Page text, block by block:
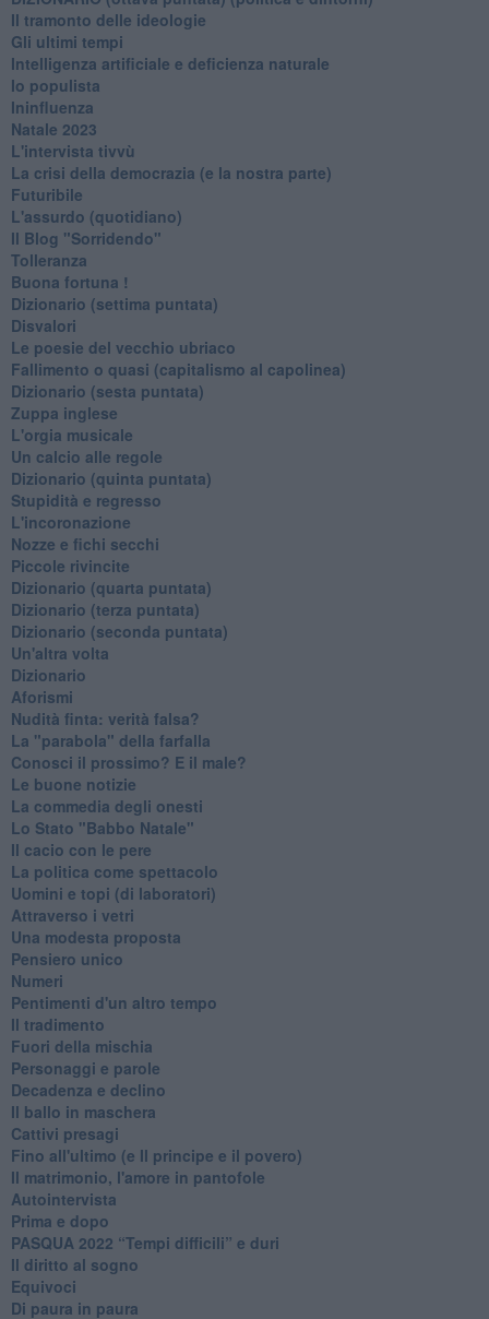
Il tramonto delle ideologie
Gli ultimi tempi
Intelligenza artificiale e deficienza naturale
Io populista
Ininfluenza
Natale 2023
L'intervista tivvù
La crisi della democrazia (e la nostra parte)
Futuribile
L'assurdo (quotidiano)
Il Blog "Sorridendo"
Tolleranza
Buona fortuna !
​Dizionario (settima puntata)
Disvalori
Le poesie del vecchio ubriaco
Fallimento o quasi (capitalismo al capolinea)
Dizionario (sesta puntata)
Zuppa inglese
L'orgia musicale
Un calcio alle regole
Dizionario (quinta puntata)
Stupidità e regresso
L'incoronazione
Nozze e fichi secchi
Piccole rivincite
​Dizionario (quarta puntata)
​Dizionario (terza puntata)
​Dizionario (seconda puntata)
Un'altra volta
Dizionario
Aforismi
Nudità finta: verità falsa?
La "parabola" della farfalla
Conosci il prossimo? E il male?
Le buone notizie
La commedia degli onesti
Lo Stato "Babbo Natale"
Il cacio con le pere
La politica come spettacolo
Uomini e topi (di laboratori)
Attraverso i vetri
Una modesta proposta
Pensiero unico
Numeri
Pentimenti d'un altro tempo
Il tradimento
Fuori della mischia
Personaggi e parole
Decadenza e declino
Il ballo in maschera
Cattivi presagi
Fino all'ultimo (e Il principe e il povero)
Il matrimonio, l'amore in pantofole
Autointervista
Prima e dopo
​PASQUA 2022 “Tempi difficili” e duri
Il diritto al sogno
Equivoci
Di paura in paura